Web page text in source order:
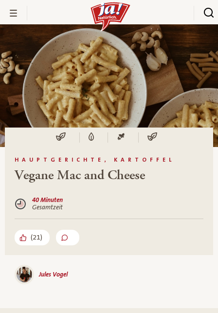
HAUPTGERICHTE, KARTOFFEL
Vegane Mac and Cheese
40 Minuten
Gesamtzeit
(21)
Jules Vogel